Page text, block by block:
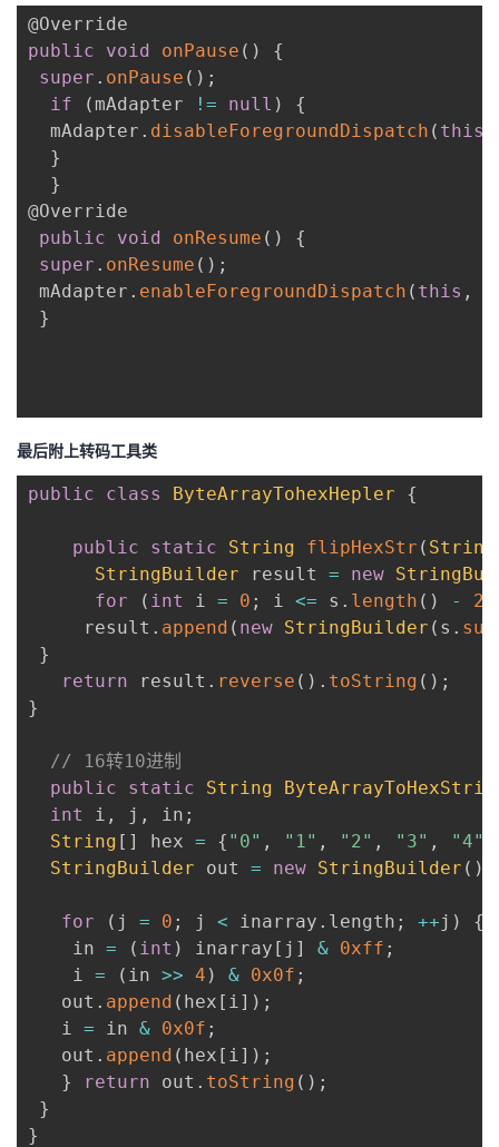
的
我
证
实
的
藏
技
持
的
建
@Override
public
void onPause ( )
{
super . onPause ( ) ;
if
( mAdapter != null )
{
  mAdapter
. disableForegroundDispatch ( this
}
}
@Override
public
void onResume ( )
{
super . onResume ( ) ;
mAdapter . enableForegroundDispatch ( this ,
}
最后附上转码工具类
public class ByteArrayTohexHepler {
public static String flipHexStr ( String
StringBuilder result = new
for
( int i = 0 ; i <= s . length ( ) - 2
     result
. append ( new StringBuilder ( s .
}
return result . reverse ( ) . toString ( ) ;
}
// 16转10进制
public
static String
int
i , j , in ;
String [ ] hex = { "0" , "1" , "2" , "3" , "4"
StringBuilder out = new StringBuilder ( )
for ( j = 0 ; j < inarray . length ; ++j )
{
    in
= ( int ) inarray [ j ] & 0xff ;
    i
= ( in >> 4 ) & 0x0f ;
   out
. append ( hex [ i] ) ;
   i
= in & 0x0f ;
   out
. append ( hex [ i] ) ;
}
return out . toString ( ) ;
}
}